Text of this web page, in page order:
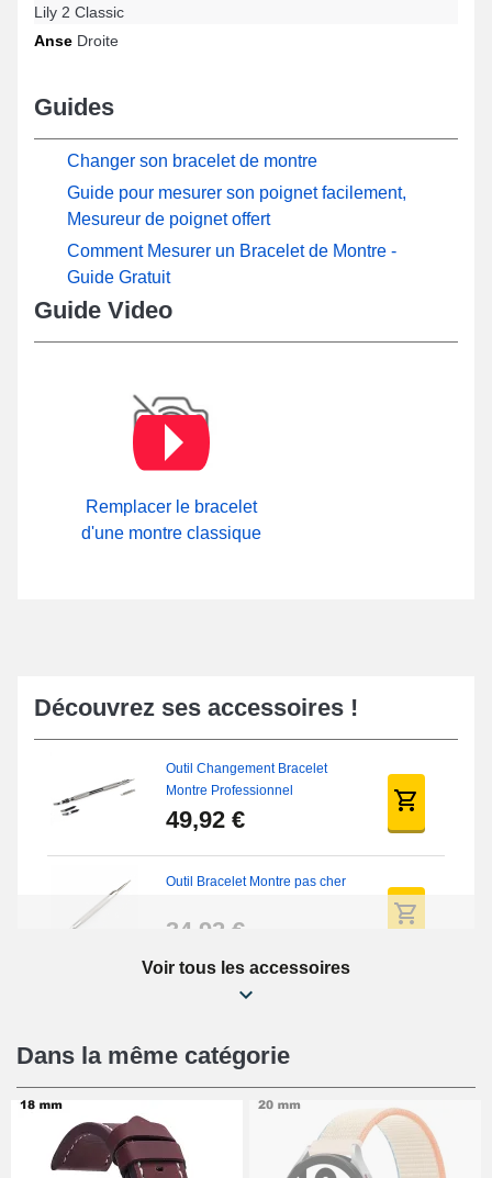
Lily 2 Classic
Anse Droite
Guides
Changer son bracelet de montre
Guide pour mesurer son poignet facilement,
Mesureur de poignet offert
Comment Mesurer un Bracelet de Montre -
Guide Gratuit
Guide Video
Remplacer le bracelet
d'une montre classique
Découvrez ses accessoires !
Outil Changement Bracelet
Montre Professionnel
49,92 €
Outil Bracelet Montre pas cher
34,92 €
Kit Réparation Montre Débutant
16,90 €
Pied à Coulisse Numérique
9,90 €
Voir tous les accessoires
Dans la même catégorie